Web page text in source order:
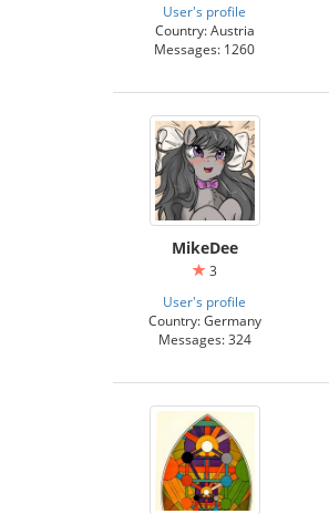
User's profile
Country: Austria
Messages: 1260
MikeDee
3
User's profile
Country: Germany
Messages: 324